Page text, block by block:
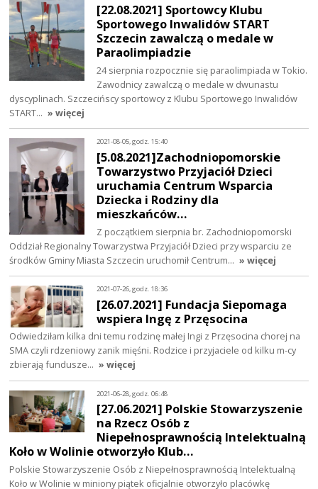
[22.08.2021] Sportowcy Klubu
Sportowego Inwalidów START
Szczecin zawalczą o medale w
Paraolimpiadzie
24 sierpnia rozpocznie się paraolimpiada w Tokio.
Zawodnicy zawalczą o medale w dwunastu
dyscyplinach. Szczecińscy sportowcy z Klubu Sportowego Inwalidów
START… » więcej
2021-08-05, godz. 15:40
[5.08.2021]Zachodniopomorskie
Towarzystwo Przyjaciół Dzieci
uruchamia Centrum Wsparcia
Dziecka i Rodziny dla
mieszkańców…
Z początkiem sierpnia br. Zachodniopomorski
Oddział Regionalny Towarzystwa Przyjaciół Dzieci przy wsparciu ze
środków Gminy Miasta Szczecin uruchomił Centrum… » więcej
2021-07-26, godz. 18:36
[26.07.2021] Fundacja Siepomaga
wspiera Ingę z Przęsocina
Odwiedziłam kilka dni temu rodzinę małej Ingi z Przęsocina chorej na
SMA czyli rdzeniowy zanik mięśni. Rodzice i przyjaciele od kilku m-cy
zbierają fundusze… » więcej
2021-06-28, godz. 06:48
[27.06.2021] Polskie Stowarzyszenie
na Rzecz Osób z
Niepełnosprawnością Intelektualną
Koło w Wolinie otworzyło Klub…
Polskie Stowarzyszenie Osób z Niepełnosprawnością Intelektualną
Koło w Wolinie w miniony piątek oficjalnie otworzyło placówkę